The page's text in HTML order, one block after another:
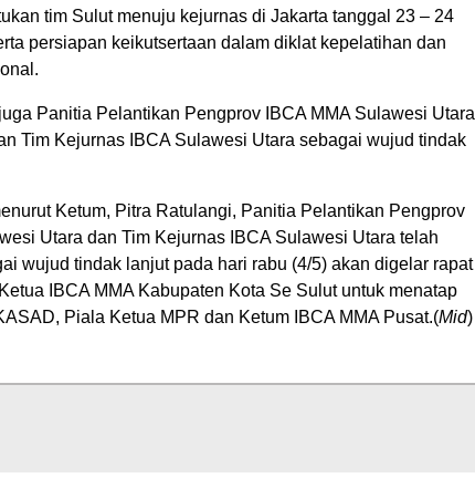
tim Sulut menuju kejurnas di Jakarta tanggal 23 – 24
persiapan keikutsertaan dalam diklat kepelatihan dan
Panitia Pelantikan Pengprov IBCA MMA Sulawesi Utara
Tim Kejurnas IBCA Sulawesi Utara sebagai wujud tindak
Ketum, Pitra Ratulangi, Panitia Pelantikan Pengprov
Utara dan Tim Kejurnas IBCA Sulawesi Utara telah
wujud tindak lanjut pada hari rabu (4/5) akan digelar rapat
IBCA MMA Kabupaten Kota Se Sulut untuk menatap
Piala Ketua MPR dan Ketum IBCA MMA Pusat.(Mid)